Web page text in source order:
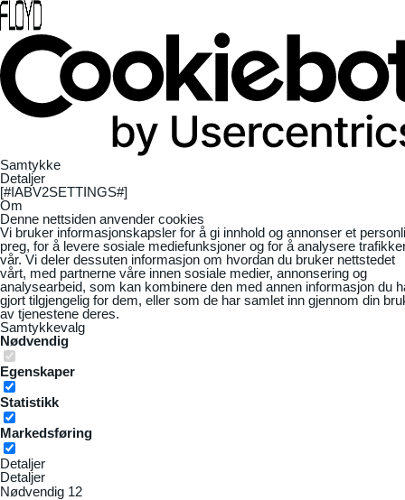
Samtykke
Detaljer
[#IABV2SETTINGS#]
Om
Denne nettsiden anvender cookies
Vi bruker informasjonskapsler for å gi innhold og annonser et
preg, for å levere sosiale mediefunksjoner og for å analysere
vår. Vi deler dessuten informasjon om hvordan du bruker nettstedet
vårt, med partnerne våre innen sosiale medier, annonsering og
analysearbeid, som kan kombinere den med annen informasjon du
gjort tilgjengelig for dem, eller som de har samlet inn gjennom din
av tjenestene deres.
Samtykkevalg
Nødvendig
Egenskaper
Statistikk
Markedsføring
Detaljer
Detaljer
Nødvendig 12